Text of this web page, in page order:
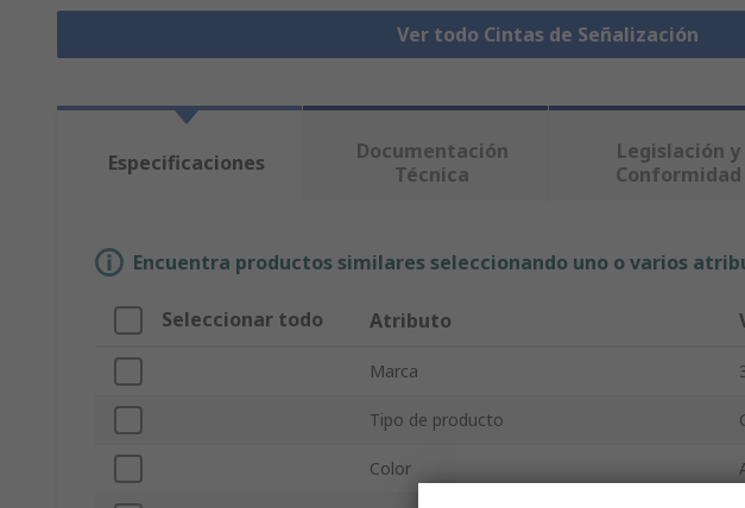
Ver todo Cintas de Señalización
Especificaciones
Documentación
Técnica
Legislación y
Conformidad
Encuentra productos similares seleccionando uno o varios
Seleccionar todo Atributo
Marca
Tipo de producto
Color